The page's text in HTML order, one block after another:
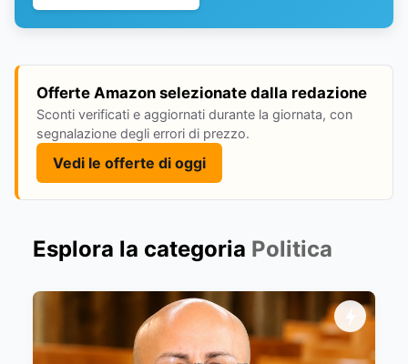
Offerte Amazon selezionate dalla redazione
Sconti verificati e aggiornati durante la giornata, con
segnalazione degli errori di prezzo.
Vedi le offerte di oggi
Esplora la categoria Politica